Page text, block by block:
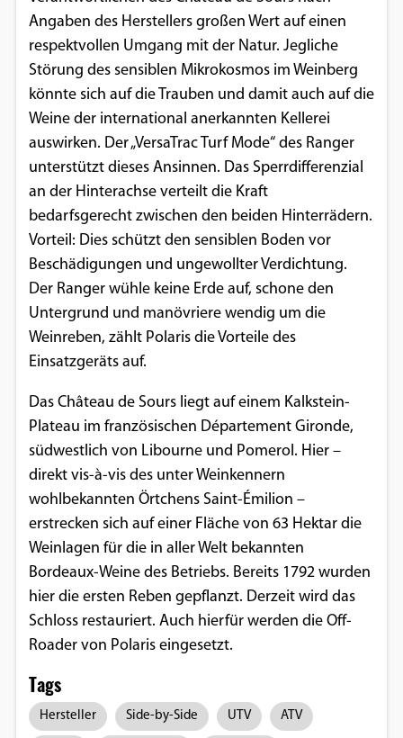
Angaben des Herstellers großen Wert auf einen
respektvollen Umgang mit der Natur. Jegliche
Störung des sensiblen Mikrokosmos im Weinberg
könnte sich auf die Trauben und damit auch auf die
Weine der international anerkannten Kellerei
auswirken. Der „VersaTrac Turf Mode“ des Ranger
unterstützt dieses Ansinnen. Das Sperrdifferenzial
an der Hinterachse verteilt die Kraft
bedarfsgerecht zwischen den beiden Hinterrädern.
Vorteil: Dies schützt den sensiblen Boden vor
Beschädigungen und ungewollter Verdichtung.
Der Ranger wühle keine Erde auf, schone den
Untergrund und manövriere wendig um die
Weinreben, zählt Polaris die Vorteile des
Einsatzgeräts auf.
Das Château de Sours liegt auf einem Kalkstein-
Plateau im französischen Département Gironde,
südwestlich von Libourne und Pomerol. Hier –
direkt vis-à-vis des unter Weinkennern
wohlbekannten Örtchens Saint-Émilion –
erstrecken sich auf einer Fläche von 63 Hektar die
Weinlagen für die in aller Welt bekannten
Bordeaux-Weine des Betriebs. Bereits 1792 wurden
hier die ersten Reben gepflanzt. Derzeit wird das
Schloss restauriert. Auch hierfür werden die Off-
Roader von Polaris eingesetzt.
Tags
Hersteller Side-by-Side UTV ATV